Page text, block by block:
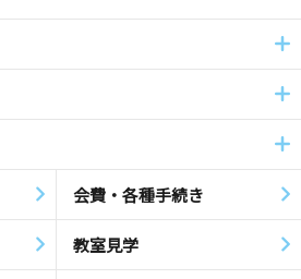
会費・各種手続き
教室見学